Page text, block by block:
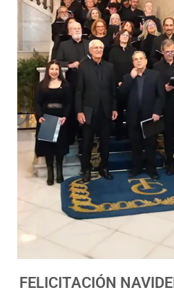
FELICITACIÓN